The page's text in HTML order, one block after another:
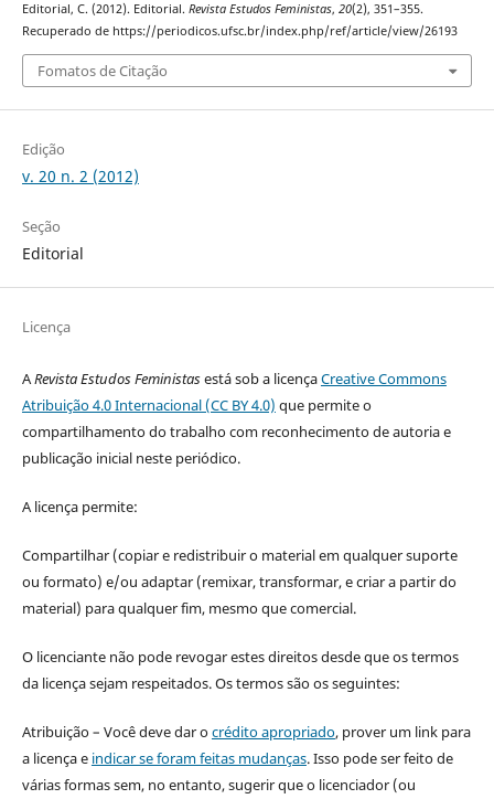
Editorial, C. (2012). Editorial. Revista Estudos Feministas, 20(2), 351–355.
Recuperado de https://periodicos.ufsc.br/index.php/ref/article/view/26193
Fomatos de Citação
Edição
v. 20 n. 2 (2012)
Seção
Editorial
Licença
ARevista Estudos Feministasestá sob a licençaCreative Commons
Atribuição 4.0 Internacional (CC BY 4.0) que permite o
compartilhamento do trabalho com reconhecimento de autoria e
publicação inicial neste periódico.
A licença permite:
Compartilhar (copiar e redistribuir o material em qualquer suporte
ou formato) e/ou adaptar (remixar, transformar, e criar a partir do
material) para qualquer fim, mesmo que comercial.
O licenciante não pode revogar estes direitos desde que os termos
da licença sejam respeitados. Os termos são os seguintes:
Atribuição – Você deve dar ocrédito apropriado, prover um link para
a licença e indicar se foram feitas mudanças. Isso pode ser feito de
várias formas sem, no entanto, sugerir que o licenciador (ou